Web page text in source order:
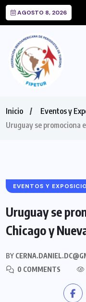
AGOSTO 8, 2026
Inicio
Eventos y
Uruguay se promociona
EVENTOS Y
Uruguay se
Chicago y
BY
0 COMMENTS